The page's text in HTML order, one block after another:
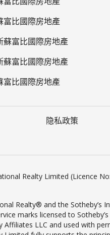
富比國際房地產
蘇富比國際房地產
蘇富比國際房地產
富比國際房地產
隐私政策
Realty Limited (Licence
Realty® and the Sotheby’s
marks licensed to Sotheby’s
Affiliates LLC and used with